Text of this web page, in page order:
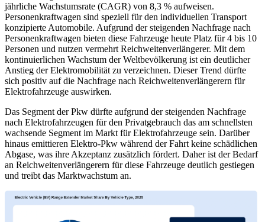
jährliche Wachstumsrate (CAGR) von 8,3 % aufweisen.
Personenkraftwagen sind speziell für den individuellen Transport
konzipierte Automobile. Aufgrund der steigenden Nachfrage nach
Personenkraftwagen bieten diese Fahrzeuge heute Platz für 4 bis 10
Personen und nutzen vermehrt Reichweitenverlängerer. Mit dem
kontinuierlichen Wachstum der Weltbevölkerung ist ein deutlicher
Anstieg der Elektromobilität zu verzeichnen. Dieser Trend dürfte
sich positiv auf die Nachfrage nach Reichweitenverlängerern für
Elektrofahrzeuge auswirken.
Das Segment der Pkw dürfte aufgrund der steigenden Nachfrage
nach Elektrofahrzeugen für den Privatgebrauch das am schnellsten
wachsende Segment im Markt für Elektrofahrzeuge sein. Darüber
hinaus emittieren Elektro-Pkw während der Fahrt keine schädlichen
Abgase, was ihre Akzeptanz zusätzlich fördert. Daher ist der Bedarf
an Reichweitenverlängerern für diese Fahrzeuge deutlich gestiegen
und treibt das Marktwachstum an.